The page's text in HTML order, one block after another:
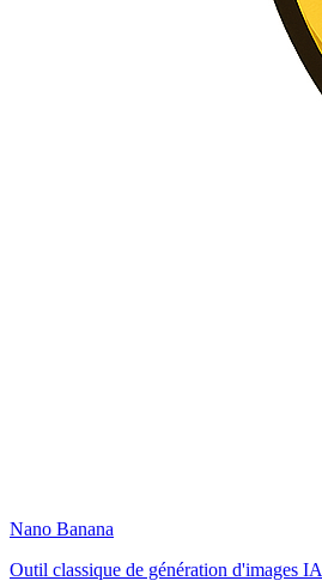
Nano Banana
Outil classique de génération d'images IA